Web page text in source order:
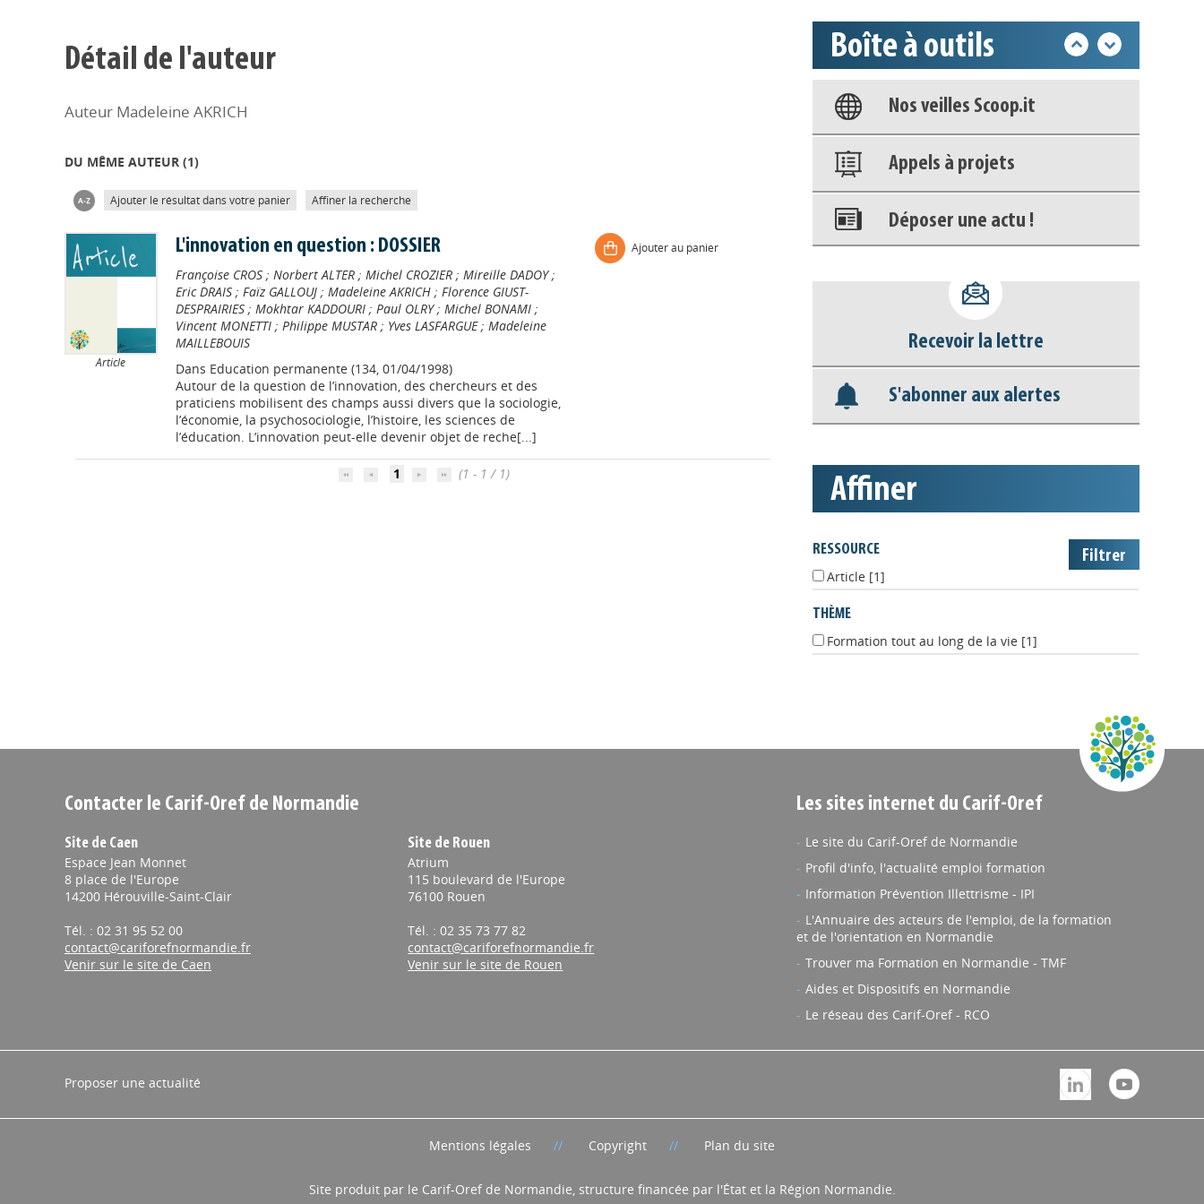
Détail de l'auteur
Auteur Madeleine AKRICH
DU MÊME AUTEUR (1)
Ajouter le résultat dans votre panier Affiner la recherche
Article
L'innovation en question : DOSSIER
Françoise CROS; Norbert ALTER; Michel CROZIER; Mireille DADOY;
Eric DRAIS; Faïz GALLOUJ; Madeleine AKRICH; Florence GIUST-
DESPRAIRIES; Mokhtar KADDOURI; Paul OLRY; Michel BONAMI;
Vincent MONETTI; Philippe MUSTAR; Yves LASFARGUE; Madeleine
MAILLEBOUIS
Dans Education permanente (134, 01/04/1998)
Autour de la question de l’innovation, des chercheurs et des
praticiens mobilisent des champs aussi divers que la sociologie,
l’économie, la psychosociologie, l’histoire, les sciences de
l’éducation. L’innovation peut-elle devenir objet de reche[...]
Ajouter au panier
1 (1 - 1 / 1)
Boîte à outils
Base documentaire
Nos veilles Scoop.it
Appels à projets
Déposer une actu !
déconnecter)
Base documentaire
Nos veilles Scoop.it
Appels à projets
Recevoir la lettre
S'abonner aux alertes
affiner
RESSOURCE
Article [1]
THÈME
Formation tout au long de la vie [1]
Contacter le Carif-Oref de Normandie
Site de Caen
Espace Jean Monnet
8 place de l'Europe
14200 Hérouville-Saint-Clair
Tél. : 02 31 95 52 00
contact@cariforefnormandie.fr
Venir sur le site de Caen
Site de Rouen
Atrium
115 boulevard de l'Europe
76100 Rouen
Tél. : 02 35 73 77 82
contact@cariforefnormandie.fr
Venir sur le site de Rouen
Les sites internet du Carif-Oref
Le site du Carif-Oref de Normandie
Profil d'info, l'actualité emploi formation
Information Prévention Illettrisme - IPI
L'Annuaire des acteurs de l'emploi, de la formation
et de l'orientation en Normandie
Trouver ma Formation en Normandie - TMF
Aides et Dispositifs en Normandie
Le réseau des Carif-Oref - RCO
Proposer une actualité
Mentions légales Copyright Plan du site
Site produit par le Carif-Oref de Normandie, structure financée par l'État et la Région Normandie.